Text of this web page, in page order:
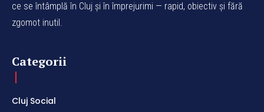
ce se întâmplă în Cluj și în împrejurimi — rapid, obiectiv și fără
zgomot inutil.
Categorii
Cluj Social